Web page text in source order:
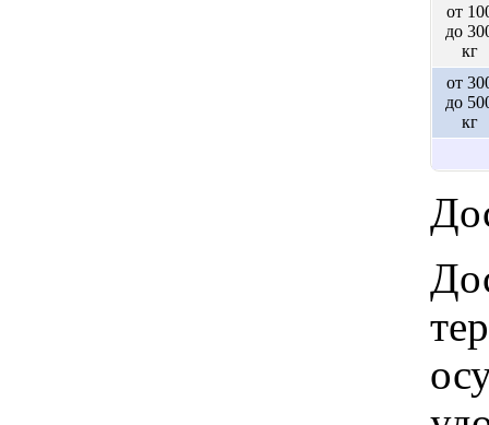
от
до
кг
от
до
кг